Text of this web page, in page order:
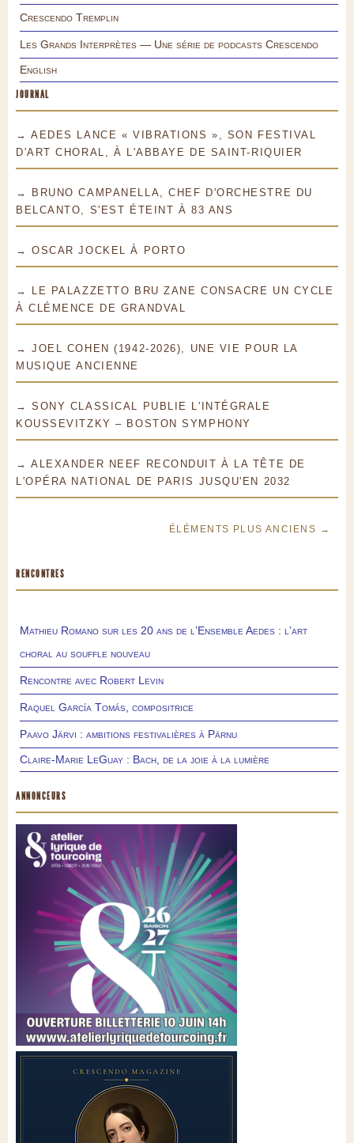
Crescendo Tremplin
Les Grands Interprètes — Une série de podcasts Crescendo
English
JOURNAL
→ AEDES LANCE « VIBRATIONS », SON FESTIVAL
D'ART CHORAL, À L'ABBAYE DE SAINT-RIQUIER
→ BRUNO CAMPANELLA, CHEF D'ORCHESTRE DU
BELCANTO, S'EST ÉTEINT À 83 ANS
→ OSCAR JOCKEL À PORTO
→ LE PALAZZETTO BRU ZANE CONSACRE UN CYCLE
À CLÉMENCE DE GRANDVAL
→ JOEL COHEN (1942-2026), UNE VIE POUR LA
MUSIQUE ANCIENNE
→ SONY CLASSICAL PUBLIE L'INTÉGRALE
KOUSSEVITZKY – BOSTON SYMPHONY
→ ALEXANDER NEEF RECONDUIT À LA TÊTE DE
L'OPÉRA NATIONAL DE PARIS JUSQU'EN 2032
ÉLÉMENTS PLUS ANCIENS →
RENCONTRES
Mathieu Romano sur les 20 ans de l’Ensemble Aedes : l’art
choral au souffle nouveau
Rencontre avec Robert Levin
Raquel García Tomás, compositrice
Paavo Järvi : ambitions festivalières à Pärnu
Claire-Marie LeGuay : Bach, de la joie à la lumière
ANNONCEURS